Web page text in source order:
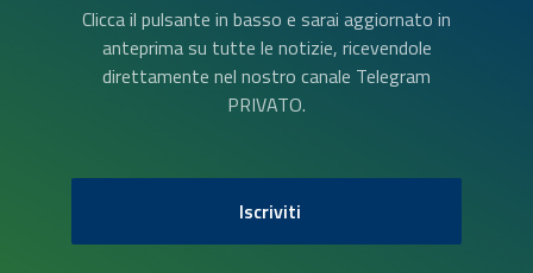
Clicca il pulsante in basso e sarai aggiornato in
anteprima su tutte le notizie, ricevendole
direttamente nel nostro canale Telegram
PRIVATO.
Iscriviti